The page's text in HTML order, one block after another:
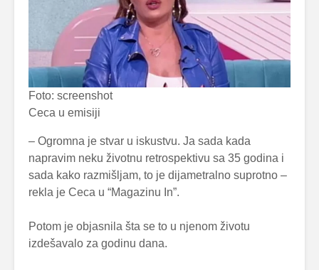
Foto: screenshot
Ceca u emisiji
– Ogromna je stvar u iskustvu. Ja sada kada
napravim neku životnu retrospektivu sa 35 godina i
sada kako razmišljam, to je dijametralno suprotno –
rekla je Ceca u “Magazinu In”.
Potom je objasnila šta se to u njenom životu
izdešavalo za godinu dana.